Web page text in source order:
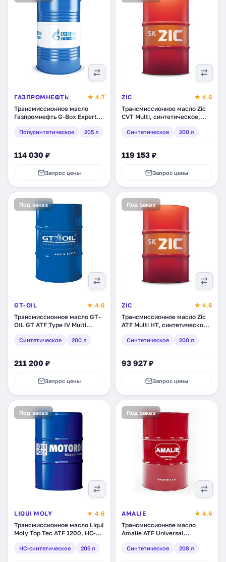
ГАЗПРОМНЕФТЬ
★ 4.7
Трансмиссионное масло
Газпромнефть G-Box Expert
полусинтетическое, 205 л
Полусинтетическое 205 л
114 030 ₽
Запрос цены
ZIC
★ 4.6
Трансмиссионное масло Zic
CVT Multi, синтетическое,
Синтетическое 200 л
119 153 ₽
Запрос цены
Под заказ
GT-OIL
★ 4.6
Трансмиссионное масло GT-
OIL GT ATF Type IV Multi
(8809059408940)
Синтетическое 200 л
211 200 ₽
Запрос цены
Под заказ
ZIC
★ 4.6
Трансмиссионное масло Zic
ATF Multi HT, синтетическое,
Синтетическое 200 л
93 927 ₽
Запрос цены
Под заказ
LIQUI MOLY
★ 4.6
Трансмиссионное масло Liqui
Moly Top Tec ATF 1200, НС-
HC-синтетическое 205 л
Под заказ
AMALIE
★ 4.6
Трансмиссионное масло
Amalie ATF Universal
208 л (160-72863-05)
Синтетическое 208 л